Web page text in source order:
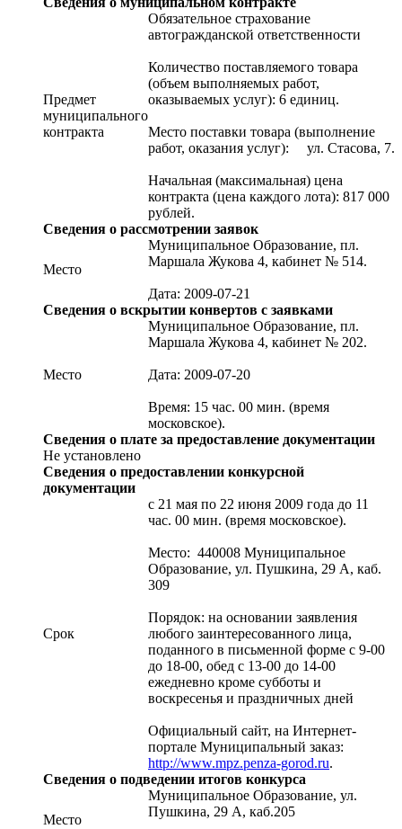
Предмет
муниципального
контракта
Обязательное страхование
автогражданской ответственности
Количество поставляемого товара
(объем выполняемых работ,
оказываемых услуг): 6 единиц.
Место поставки товара (выполнение
работ, оказания услуг): ул. Стасова, 7.
Начальная (максимальная) цена
контракта (цена каждого лота): 817 000
рублей.
Сведения о рассмотрении заявок
Место
Муниципальное Образование, пл.
Маршала Жукова 4, кабинет № 514.
Дата: 2009-07-21
Сведения о вскрытии конвертов с заявками
Место
Муниципальное Образование, пл.
Маршала Жукова 4, кабинет № 202.
Дата: 2009-07-20
Время: 15 час. 00 мин. (время
московское).
Сведения о плате за предоставление документации
Не установлено
Сведения о предоставлении конкурсной
документации
Срок
c 21 мая по 22 июня 2009 года до 11
час. 00 мин. (время московское).
Место: 440008 Муниципальное
Образование, ул. Пушкина, 29 А, каб.
309
Порядок: на основании заявления
любого заинтересованного лица,
поданного в письменной форме с 9-00
до 18-00, обед с 13-00 до 14-00
ежедневно кроме субботы и
воскресенья и праздничных дней
Официальный сайт, на Интернет-
портале Муниципальный заказ:
http://www.mpz.penza-gorod.ru.
Сведения о подведении итогов конкурса
Место
Муниципальное Образование, ул.
Пушкина, 29 А, каб.205